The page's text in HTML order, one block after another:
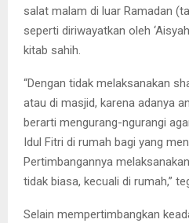
salat malam di luar Ramadan
seperti diriwayatkan oleh
kitab sahih.
“Dengan tidak melaksanakan
atau di masjid, karena adanya
berarti mengurang-ngurangi
Idul Fitri di rumah bagi yang
Pertimbangannya
tidak biasa, kecuali di rumah,”
Selain mempertimbangkan